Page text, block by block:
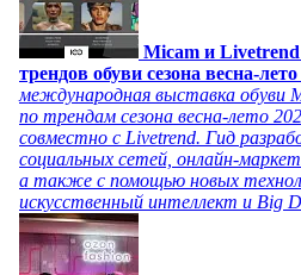
Micam и Livetrend
трендов обуви сезона весна-
международная выставка обуви
по трендам сезона весна-лето
совместно с Livetrend. Гид
социальных сетей, онлайн-
а также с помощью новых
искусственный интеллект и Big